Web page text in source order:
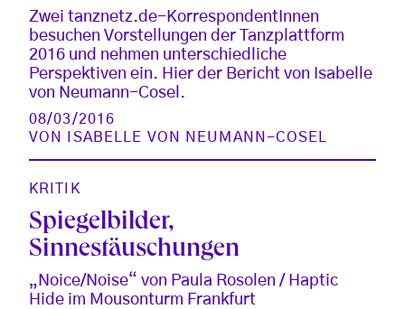
Zwei tanznetz.de-KorrespondentInnen
besuchen Vorstellungen der Tanzplattform
2016 und nehmen unterschiedliche
Perspektiven ein. Hier der Bericht von Isabelle
von Neumann-Cosel.
08/03/2016
VON
ISABELLE VON NEUMANN-COSEL
KRITIK
Spiegelbilder,
Sinnestäuschungen
„Noice/Noise“ von Paula Rosolen / Haptic
Hide im Mousonturm Frankfurt